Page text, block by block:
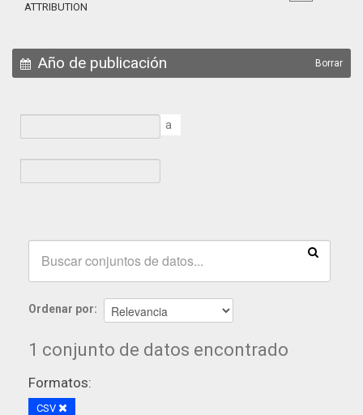
ATTRIBUTION
Año de publicación Borrar
a
Ordenar por
1 conjunto de datos encontrado
Formatos:
CSV